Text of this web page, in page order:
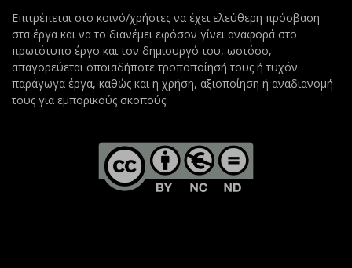
Επιτρέπεται στο κοινό/χρήστες να έχει ελεύθερη πρόσβαση
στα έργα και να το διανέμει εφόσον γίνει αναφορά στο
πρωτότυπο έργο και τον δημιουργό του, ωστόσο,
απαγορεύεται οποιαδήποτε τροποποίησή τους ή τυχόν
παράγωγα έργα, καθώς και η χρήση, αξιοποίηση ή αναδιανομή
τους για εμπορικούς σκοπούς.